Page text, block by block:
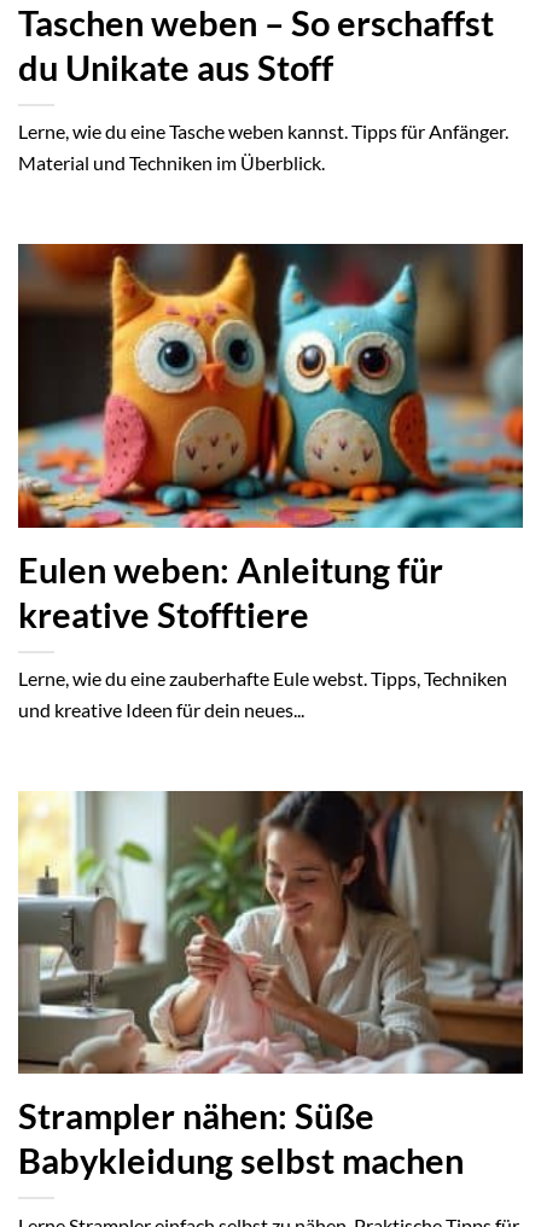
Taschen weben – So erschaffst
du Unikate aus Stoff
Lerne, wie du eine Tasche weben kannst. Tipps für Anfänger.
Material und Techniken im Überblick.
Eulen weben: Anleitung für
kreative Stofftiere
Lerne, wie du eine zauberhafte Eule webst. Tipps, Techniken
und kreative Ideen für dein neues...
Strampler nähen: Süße
Babykleidung selbst machen